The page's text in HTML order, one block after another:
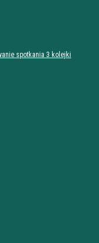
spotkania 3 kolejki